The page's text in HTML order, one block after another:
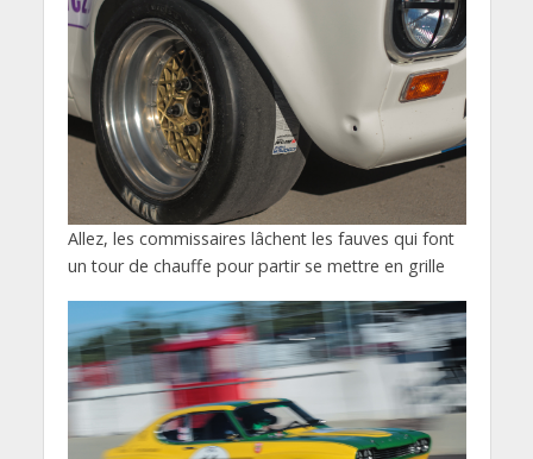
Allez, les commissaires lâchent les fauves qui font
un tour de chauffe pour partir se mettre en grille